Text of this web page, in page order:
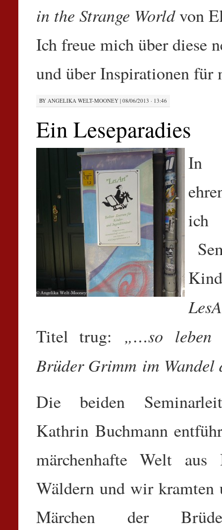
in the Strange Worldvon
Ich freue mich über diese
und über Inspirationen für
BY ANGELIKA WELT-MOONEY| 08/06/2013 · 13:46
Ein Leseparadies
In
ich
Titel trug: „…so leben
Brüder Grimm im Wandel
Die beiden
Kathrin Buchmann
märchenhafte Welt
Wäldern und wir kramten
Märchen der